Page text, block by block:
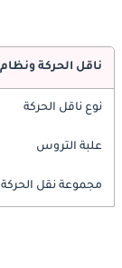
ناقل الحركة
نوع ناقل الحركة
علبة التروس
مجموعة نقل الحركة